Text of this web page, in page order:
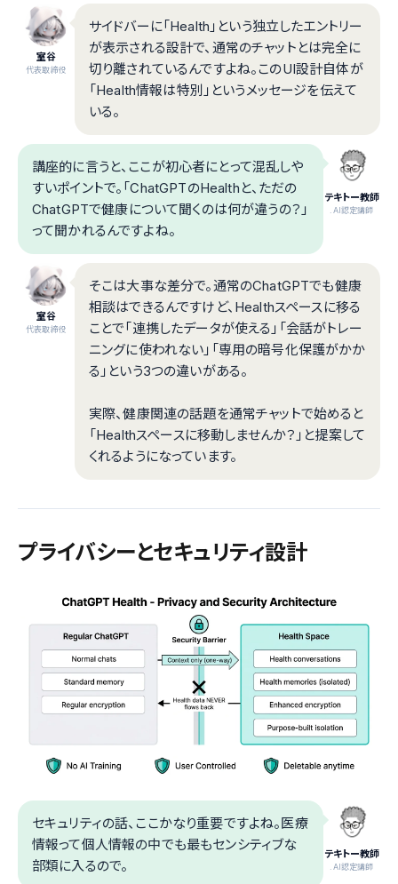
室谷
代表取締役
サイドバーに「Health」という独立したエントリー
が表示される設計で、通常のチャットとは完全に
切り離されているんですよね。このUI設計自体が
「Health情報は特別」というメッセージを伝えて
いる。
テキトー教師
.AI認定講師
講座的に言うと、ここが初心者にとって混乱しや
すいポイントで。「ChatGPTのHealthと、ただの
ChatGPTで健康について聞くのは何が違うの？」
って聞かれるんですよね。
室谷
代表取締役
そこは大事な差分で。通常のChatGPTでも健康
相談はできるんですけど、Healthスペースに移る
ことで「連携したデータが使える」「会話がトレー
ニングに使われない」「専用の暗号化保護がかか
る」という3つの違いがある。
実際、健康関連の話題を通常チャットで始めると
「Healthスペースに移動しませんか？」と提案して
くれるようになっています。
プライバシーとセキュリティ設計
テキトー教師
.AI認定講師
セキュリティの話、ここかなり重要ですよね。医療
情報って個人情報の中でも最もセンシティブな
部類に入るので。